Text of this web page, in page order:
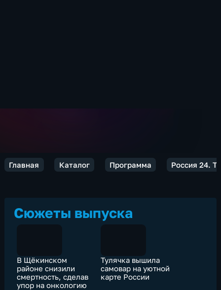
Главная Каталог Программа Россия 24.
Сюжеты выпуска
В Щёкинском
районе снизили
смертность, сделав
упор на онкологию
Тулячка вышила
самовар на уютной
карте России